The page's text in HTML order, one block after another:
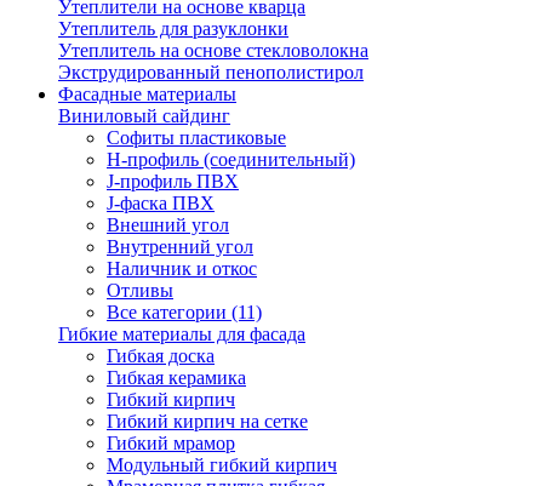
Утеплители на основе кварца
Утеплитель для разуклонки
Утеплитель на основе стекловолокна
Экструдированный пенополистирол
Фасадные материалы
Виниловый сайдинг
Cофиты пластиковые
H-профиль (соединительный)
J-профиль ПВХ
J-фаска ПВХ
Внешний угол
Внутренний угол
Наличник и откос
Отливы
Все категории (11)
Гибкие материалы для фасада
Гибкая доска
Гибкая керамика
Гибкий кирпич
Гибкий кирпич на сетке
Гибкий мрамор
Модульный гибкий кирпич